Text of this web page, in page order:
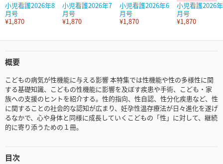
小児看護2026年8
月号
¥1,870
小児看護2026年7
月号
¥1,870
小児看護2026年6
月号
¥1,870
小児看護2026
月号
¥1,870
概要
こどもの病気が性機能に与える影響 本特集では性機能や性の多様性に関
する基礎知識、こどもの性機能に影響を及ぼす疾患や手術、こども・家
族への支援のヒントを紹介する。性的指向、性自認、性分化疾患など、性
に関することの社会的な認知が広まり、妊孕性温存療法が日々進化を遂げ
るなかで、心や身体と同様に成長していくこどもの「性」に対して、継続
的に寄り添うための１冊。
目次